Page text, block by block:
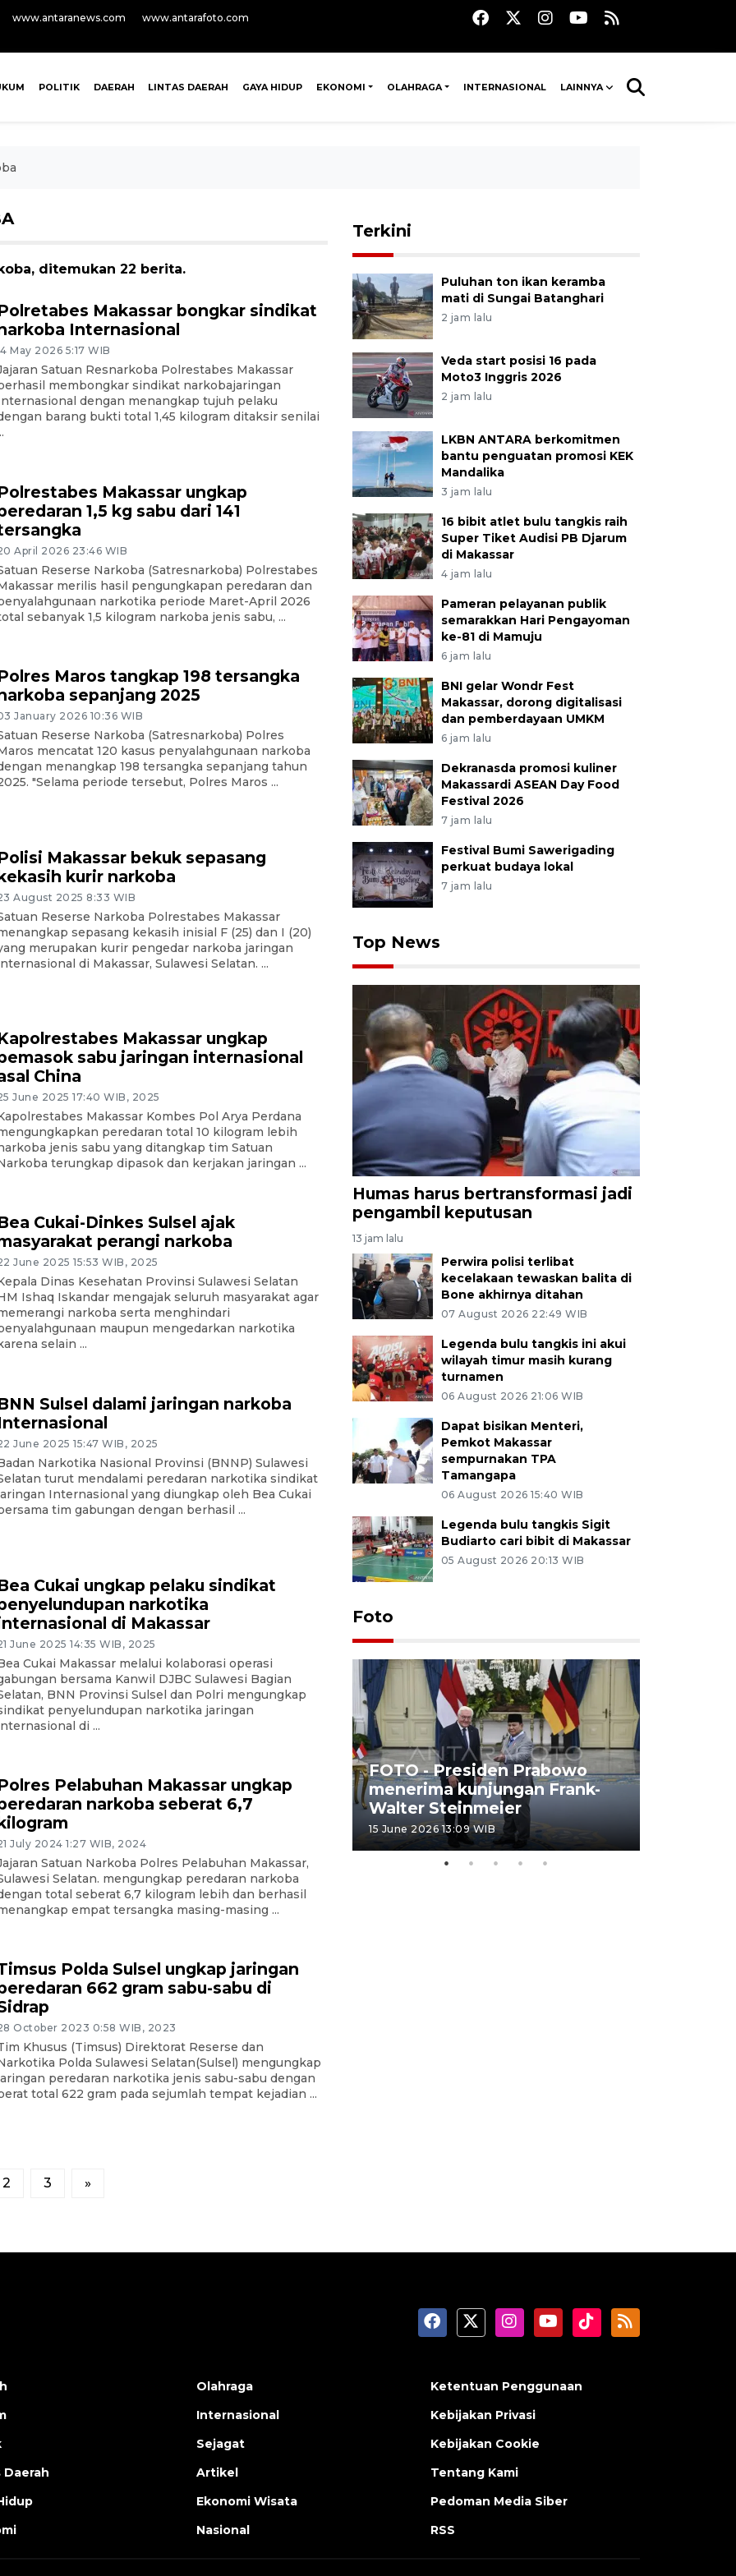
www.antaranews.com www.antarafoto.com
POLITIK DAERAH LINTAS DAERAH GAYA HIDUP EKONOMI OLAHRAGA INTERNASIONAL LAINNYA
ditemukan 22 berita.
Makassar bongkar sindikat
Internasional
May 2026 5:17 WIB
Satuan Resnarkoba Polrestabes Makassar
membongkar sindikat narkobajaringan
dengan menangkap tujuh pelaku
barang bukti total 1,45 kilogram ditaksir senilai
Makassar ungkap
1,5 kg sabu dari 141
April 2026 23:46 WIB
Reserse Narkoba (Satresnarkoba) Polrestabes
merilis hasil pengungkapan peredaran dan
narkotika periode Maret-April 2026
sebanyak 1,5 kilogram narkoba jenis sabu, ...
Maros tangkap 198 tersangka
sepanjang 2025
January 2026 10:36 WIB
Reserse Narkoba (Satresnarkoba) Polres
mencatat 120 kasus penyalahgunaan narkoba
menangkap 198 tersangka sepanjang tahun
"Selama periode tersebut, Polres Maros ...
Makassar bekuk sepasang
kurir narkoba
August 2025 8:33 WIB
Reserse Narkoba Polrestabes Makassar
sepasang kekasih inisial F (25) dan I (20)
merupakan kurir pengedar narkoba jaringan
di Makassar, Sulawesi Selatan. ...
Makassar ungkap
sabu jaringan internasional
China
June 2025 17:40 WIB, 2025
Makassar Kombes Pol Arya Perdana
peredaran total 10 kilogram lebih
jenis sabu yang ditangkap tim Satuan
terungkap dipasok dan kerjakan jaringan ...
Cukai-Dinkes Sulsel ajak
perangi narkoba
June 2025 15:53 WIB, 2025
Dinas Kesehatan Provinsi Sulawesi Selatan
Ishaq Iskandar mengajak seluruh masyarakat agar
narkoba serta menghindari
maupun mengedarkan narkotika
selain ...
Sulsel dalami jaringan narkoba
June 2025 15:47 WIB, 2025
Narkotika Nasional Provinsi (BNNP) Sulawesi
turut mendalami peredaran narkotika sindikat
Internasional yang diungkap oleh Bea Cukai
tim gabungan dengan berhasil ...
Cukai ungkap pelaku sindikat
narkotika
di Makassar
June 2025 14:35 WIB, 2025
Cukai Makassar melalui kolaborasi operasi
bersama Kanwil DJBC Sulawesi Bagian
BNN Provinsi Sulsel dan Polri mengungkap
penyelundupan narkotika jaringan
di ...
Pelabuhan Makassar ungkap
narkoba seberat 6,7
July 2024 1:27 WIB, 2024
Satuan Narkoba Polres Pelabuhan Makassar,
Selatan. mengungkap peredaran narkoba
total seberat 6,7 kilogram lebih dan berhasil
empat tersangka masing-masing ...
Polda Sulsel ungkap jaringan
662 gram sabu-sabu di
October 2023 0:58 WIB, 2023
Khusus (Timsus) Direktorat Reserse dan
Polda Sulawesi Selatan(Sulsel) mengungkap
peredaran narkotika jenis sabu-sabu dengan
total 622 gram pada sejumlah tempat kejadian ...
2 3 »
Terkini
Puluhan ton ikan keramba
mati di Sungai Batanghari
2 jam lalu
Veda start posisi 16 pada
Moto3 Inggris 2026
2 jam lalu
LKBN ANTARA berkomitmen
bantu penguatan promosi KEK
Mandalika
3 jam lalu
16 bibit atlet bulu tangkis raih
Super Tiket Audisi PB Djarum
di Makassar
4 jam lalu
Pameran pelayanan publik
semarakkan Hari Pengayoman
ke-81 di Mamuju
6 jam lalu
BNI gelar Wondr Fest
Makassar, dorong digitalisasi
dan pemberdayaan UMKM
6 jam lalu
Dekranasda promosi kuliner
Makassardi ASEAN Day Food
Festival 2026
7 jam lalu
Festival Bumi Sawerigading
perkuat budaya lokal
7 jam lalu
Top News
Humas harus bertransformasi jadi
pengambil keputusan
13 jam lalu
Perwira polisi terlibat
kecelakaan tewaskan balita di
Bone akhirnya ditahan
07 August 2026 22:49 WIB
Legenda bulu tangkis ini akui
wilayah timur masih kurang
turnamen
06 August 2026 21:06 WIB
Dapat bisikan Menteri,
Pemkot Makassar
sempurnakan TPA
Tamangapa
06 August 2026 15:40 WIB
Legenda bulu tangkis Sigit
Budiarto cari bibit di Makassar
05 August 2026 20:13 WIB
Foto
HUT ke-80 Raja Keraton
Yogyakarta
FOTO - Presiden Prabowo
menerima kunjungan Frank-
Walter Steinmeier
15 June 2026 13:09 WIB
Olahraga
Internasional
Sejagat
Artikel
Ekonomi Wisata
Nasional
Ketentuan Penggunaan
Kebijakan Privasi
Kebijakan Cookie
Tentang Kami
Pedoman Media Siber
RSS